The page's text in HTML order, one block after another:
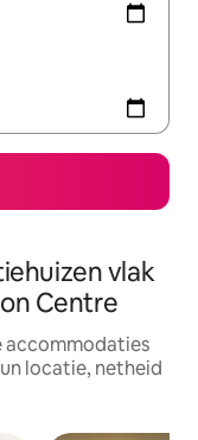
vlak
Centre
accommodaties
locatie, netheid